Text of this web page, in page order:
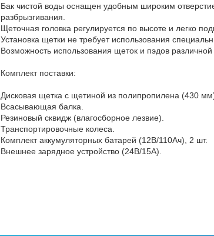
Бак чистой воды оснащен удобным широким
разбрызгивания.
Щеточная головка регулируется по высоте и легко
Установка щетки не требует использования
Возможность использования щеток и пэдов различной
Комплект поставки:
Дисковая щетка с щетиной из полипропилена (430
Всасывающая балка.
Резиновый сквидж (влагосборное лезвие).
Транспортировочные колеса.
Комплект аккумуляторных батарей (12В/110Ач), 2 шт.
Внешнее зарядное устройство (24В/15А).